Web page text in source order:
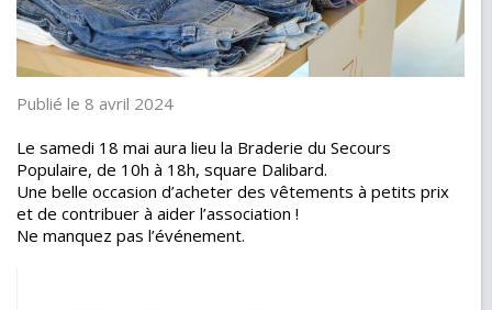
Publié le 8 avril 2024
Le samedi 18 mai aura lieu la Braderie du Secours
Populaire, de 10h à 18h, square Dalibard.
Une belle occasion d’acheter des vêtements à petits prix
et de contribuer à aider l’association !
Ne manquez pas l’événement.